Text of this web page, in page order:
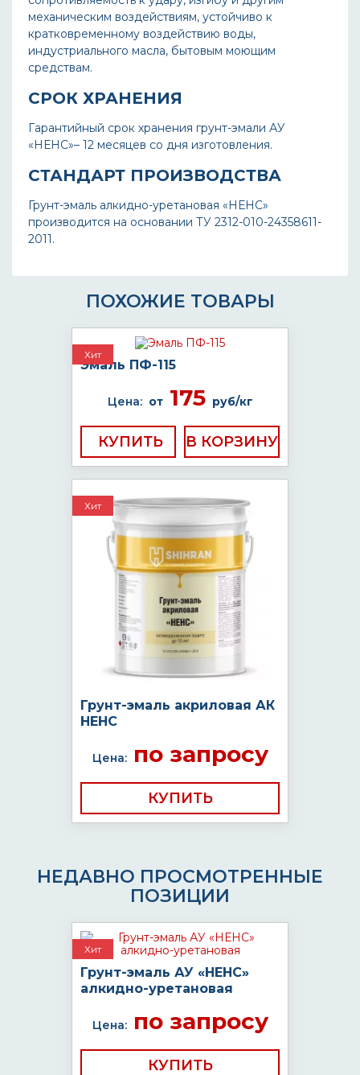
механическим воздействиям, устойчиво к
кратковременному воздействию воды,
индустриального масла, бытовым моющим
средствам.
СРОК ХРАНЕНИЯ
Гарантийный срок хранения грунт-эмали АУ
«НЕНС»– 12 месяцев со дня изготовления.
СТАНДАРТ ПРОИЗВОДСТВА
Грунт-эмаль алкидно-уретановая «НЕНС»
производится на основании ТУ 2312-010-24358611-
2011.
ПОХОЖИЕ ТОВАРЫ
Хит
Эмаль ПФ-115
Цена: от175 руб/кг
КУПИТЬ
Хит
Грунт-эмаль акриловая АК
НЕНС
Цена:по запросу
КУПИТЬ
НЕДАВНО ПРОСМОТРЕННЫЕ
ПОЗИЦИИ
Хит
Грунт-эмаль АУ «НЕНС»
алкидно-уретановая
Цена:по запросу
КУПИТЬ